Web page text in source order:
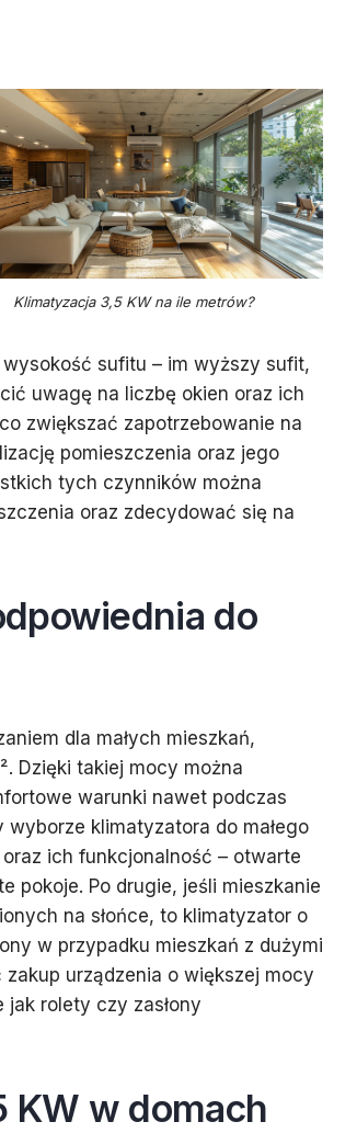
Klimatyzacja 3,5 KW na ile metrów?
sufitu – im wyższy sufit,
uwagę na liczbę okien oraz ich
zwiększać zapotrzebowanie na
pomieszczenia oraz jego
tych czynników można
oraz zdecydować się na
do
dla małych mieszkań,
Dzięki takiej mocy można
warunki nawet podczas
klimatyzatora do małego
ich funkcjonalność – otwarte
pokoje. Po drugie, jeśli mieszkanie
na słońce, to klimatyzator o
w przypadku mieszkań z dużymi
urządzenia o większej mocy
jak rolety czy zasłony
KW w domach